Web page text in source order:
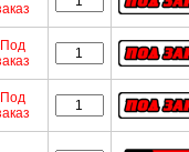
Под
Под